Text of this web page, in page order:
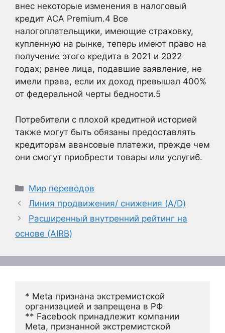
внес некоторые изменения в налоговый
кредит ACA Premium.4 Все
налогоплательщики, имеющие страховку,
купленную на рынке, теперь имеют право на
получение этого кредита в 2021 и 2022
годах; ранее лица, подавшие заявление, не
имели права, если их доход превышал 400%
от федеральной черты бедности.5
Потребители с плохой кредитной историей
также могут быть обязаны предоставлять
кредиторам авансовые платежи, прежде чем
они смогут приобрести товары или услуги6.
Рубрики
Мир переводов
Линия продвижения/ снижения (A/D)
Расширенный внутренний рейтинг на
основе (AIRB)
* Meta признана экстремистской
организацией и запрещена в РФ
** Facebook принадлежит компании
Meta, признанной экстремистской